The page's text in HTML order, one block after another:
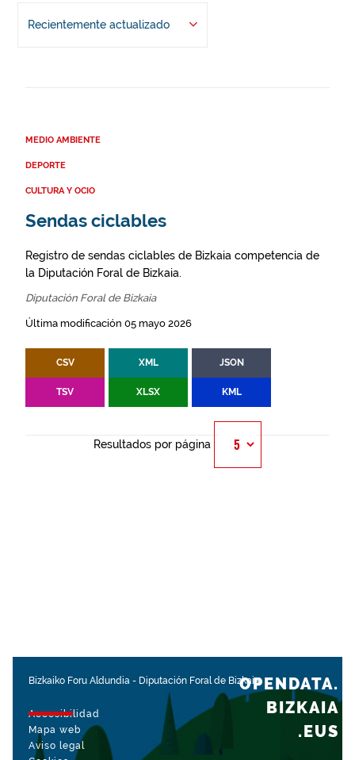
Recientemente actualizado
MEDIO AMBIENTE
DEPORTE
CULTURA Y OCIO
Sendas ciclables
Registro de sendas ciclables de Bizkaia competencia de
la Diputación Foral de Bizkaia.
Diputación Foral de Bizkaia
Última modificación 05 mayo 2026
CSV XML JSON
TSV XLSX KML
Resultados por página
Bizkaiko Foru Aldundia - Diputación Foral de Bizkaia
Accesibilidad
Mapa web
Aviso legal
OPENDATA.
BIZKAIA
.EUS